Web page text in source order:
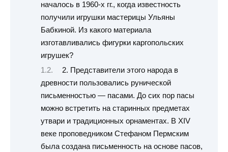
началось в 1960-х гг., когда известность
получили игрушки мастерицы Ульяны
Бабкиной. Из какого материала
изготавливались фигурки каргопольских
игрушек?
2. Представители этого народа в
древности пользовались рунической
письменностью — пасами. До сих пор пасы
можно встретить на старинных предметах
утвари и традиционных орнаментах. В XIV
веке проповедником Стефаном Пермским
была создана письменность на основе пасов,